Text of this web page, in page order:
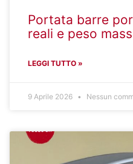
Portata barre
reali e peso
LEGGI TUTTO »
9 Aprile 2026 Nessun